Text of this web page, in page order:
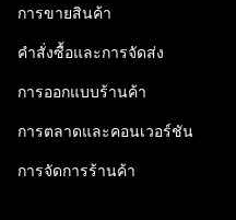
การขายสินค้า
คำสั่งซื้อและการจัดส่ง
การออกแบบร้านค้า
การตลาดและคอนเวอร์ชัน
การจัดการร้านค้า